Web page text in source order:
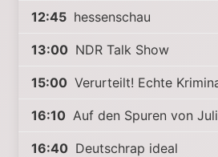
12:45 hessenschau
13:00 NDR Talk Show
15:00 Verurteilt! Echte
16:10 Auf den Spuren von
16:40 Deutschrap ideal